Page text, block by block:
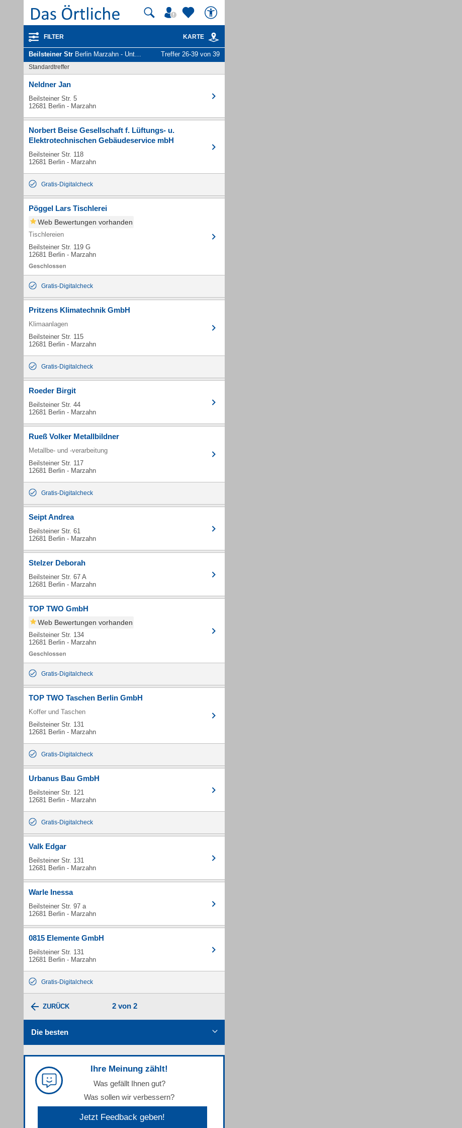
FILTER KARTE
Beilsteiner Str Berlin Marzahn - Unternehmen und Personen Treffer 26-39 von 39
Standardtreffer
Neldner Jan
Beilsteiner Str. 5
12681 Berlin - Marzahn
Norbert Beise Gesellschaft f. Lüftungs- u.
Elektrotechnischen Gebäudeservice mbH
Beilsteiner Str. 118
12681 Berlin - Marzahn
Gratis-Digitalcheck
Pöggel Lars Tischlerei
Web Bewertungen vorhanden
Tischlereien
Beilsteiner Str. 119 G
12681 Berlin - Marzahn
Gratis-Digitalcheck
Pritzens Klimatechnik GmbH
Klimaanlagen
Beilsteiner Str. 115
12681 Berlin - Marzahn
Gratis-Digitalcheck
Roeder Birgit
Beilsteiner Str. 44
12681 Berlin - Marzahn
Rueß Volker Metallbildner
Metallbe- und -verarbeitung
Beilsteiner Str. 117
12681 Berlin - Marzahn
Gratis-Digitalcheck
Seipt Andrea
Beilsteiner Str. 61
12681 Berlin - Marzahn
Stelzer Deborah
Beilsteiner Str. 67 A
12681 Berlin - Marzahn
TOP TWO GmbH
Web Bewertungen vorhanden
Beilsteiner Str. 134
12681 Berlin - Marzahn
Gratis-Digitalcheck
TOP TWO Taschen Berlin GmbH
Koffer und Taschen
Beilsteiner Str. 131
12681 Berlin - Marzahn
Gratis-Digitalcheck
Urbanus Bau GmbH
Beilsteiner Str. 121
12681 Berlin - Marzahn
Gratis-Digitalcheck
Valk Edgar
Beilsteiner Str. 131
12681 Berlin - Marzahn
Warle Inessa
Beilsteiner Str. 97 a
12681 Berlin - Marzahn
0815 Elemente GmbH
Beilsteiner Str. 131
12681 Berlin - Marzahn
Gratis-Digitalcheck
ZURÜCK 2 von 2
Die besten
Ihre Meinung zählt!
Was gefällt Ihnen gut?
Was sollen wir verbessern?
Jetzt Feedback geben!